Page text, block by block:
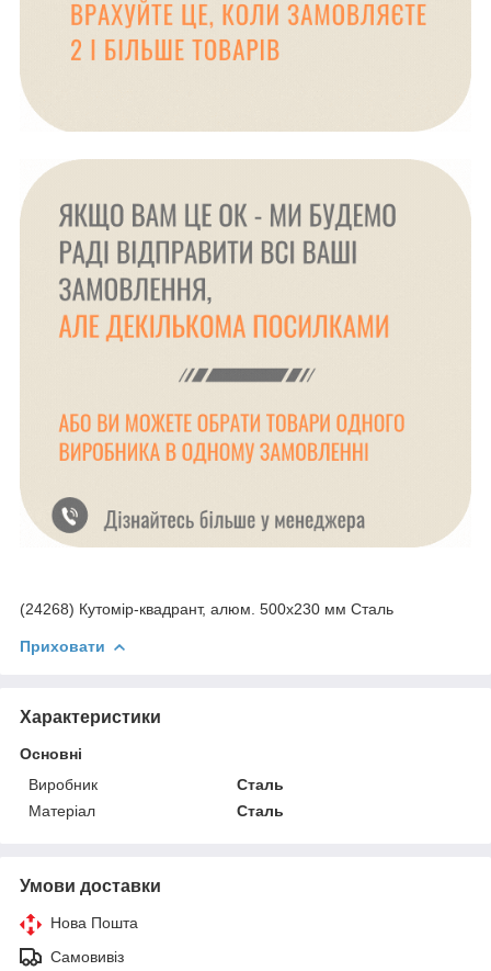
(24268) Кутомір-квадрант, алюм. 500х230 мм Сталь
Приховати
Характеристики
Основні
Виробник
Сталь
Матеріал
Сталь
Умови доставки
Нова Пошта
Самовивіз